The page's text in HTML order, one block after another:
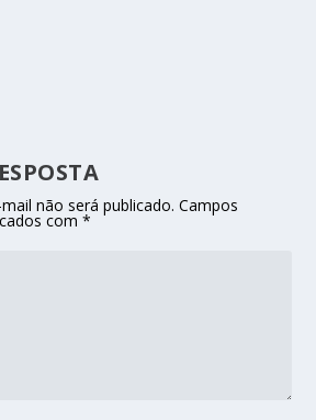
não será publicado. Campos
com*